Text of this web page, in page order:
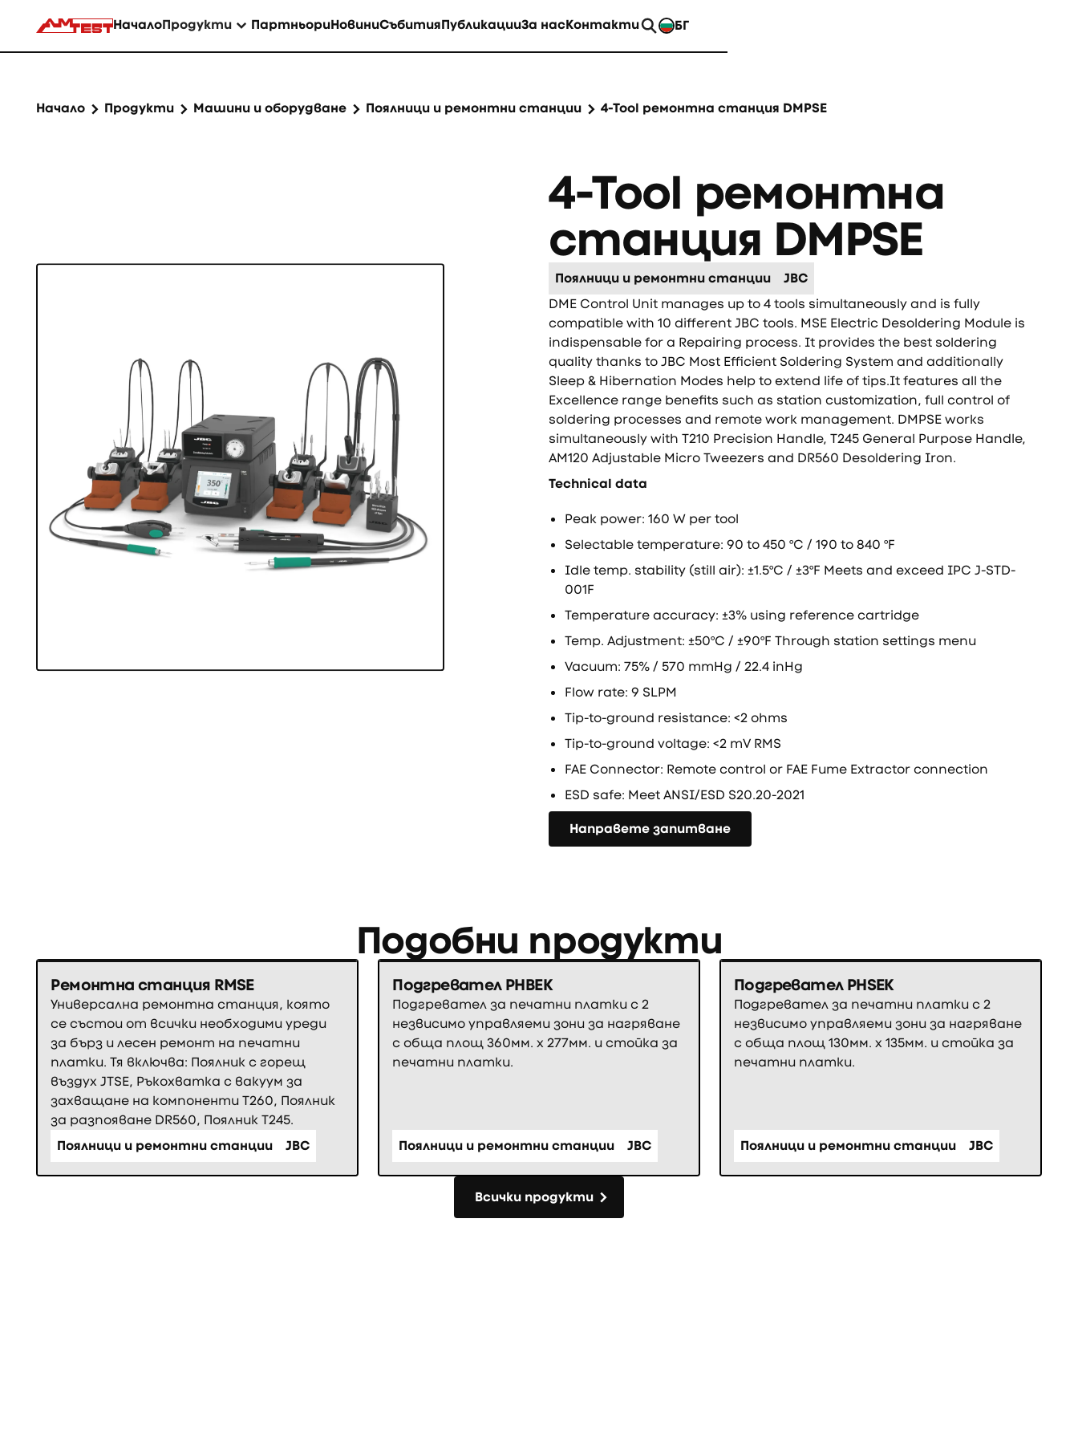
НачалоПродукти ПартньориНовиниСъбитияПубликацииЗа насКонтакти
БГ
Начало Продукти Машини и оборудване Поялници и ремонтни станции 4-Tool ремонтна станция DMPSE
4-Tool ремонтна
станция DMPSE
Поялници и ремонтни станции
JBC
DME Control Unit manages up to 4 tools simultaneously and is fully
compatible with 10 different JBC tools. MSE Electric Desoldering Module is
indispensable for a Repairing process. It provides the best soldering
quality thanks to JBC Most Efficient Soldering System and additionally
Sleep & Hibernation Modes help to extend life of tips.It features all the
Excellence range benefits such as station customization, full control of
soldering processes and remote work management. DMPSE works
simultaneously with T210 Precision Handle, T245 General Purpose Handle,
AM120 Adjustable Micro Tweezers and DR560 Desoldering Iron.
Technical data
Peak power: 160 W per tool
Selectable temperature: 90 to 450 ºC / 190 to 840 ºF
Idle temp. stability (still air): ±1.5ºC / ±3ºF Meets and exceed IPC J-STD-
001F
Temperature accuracy: ±3% using reference cartridge
Temp. Adjustment: ±50ºC / ±90ºF Through station settings menu
Vacuum: 75% / 570 mmHg / 22.4 inHg
Flow rate: 9 SLPM
Tip-to-ground resistance: <2 ohms
Tip-to-ground voltage: <2 mV RMS
FAE Connector: Remote control or FAE Fume Extractor connection
ESD safe: Meet ANSI/ESD S20.20-2021
Направете запитване
Подобни продукти
Ремонтна станция RMSE
Универсална ремонтна станция, която
се състои от всички необходими уреди
за бърз и лесен ремонт на печатни
платки. Тя включва: Поялник с горещ
въздух JTSE, Ръкохватка с вакуум за
захващане на компоненти Т260, Поялник
за разпояване DR560, Поялник T245.
Поялници и ремонтни станции
JBC
Подгревател PHBEK
Подгревател за печатни платки с 2
незвисимо управляеми зони за нагряване
с обща площ 360мм. х 277мм. и стойка за
печатни платки.
Поялници и ремонтни станции JBC
Подгревател PHSEK
Подгревател за печатни платки с 2
незвисимо управляеми зони за нагряване
с обща площ 130мм. х 135мм. и стойка за
печатни платки.
Поялници и ремонтни станции JBC
Всички продукти